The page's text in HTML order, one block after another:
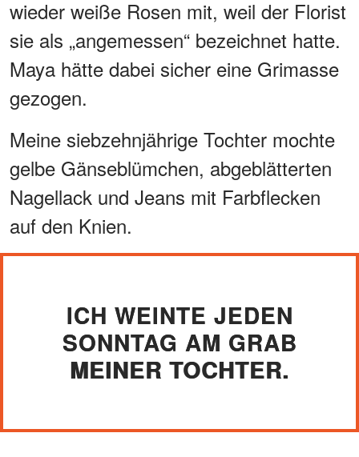
wieder weiße Rosen mit, weil der Florist
sie als „angemessen“ bezeichnet hatte.
Maya hätte dabei sicher eine Grimasse
gezogen.
Meine siebzehnjährige Tochter mochte
gelbe Gänseblümchen, abgeblätterten
Nagellack und Jeans mit Farbflecken
auf den Knien.
ICH WEINTE JEDEN
SONNTAG AM GRAB
MEINER TOCHTER.